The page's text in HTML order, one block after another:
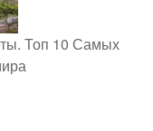
Топ 10 Самых